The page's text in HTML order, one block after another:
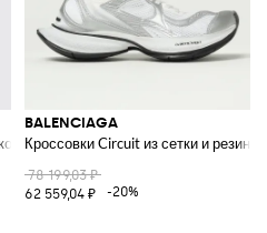
и полиэстера
BALENCIAGA
Кроссовки Circuit из сетки и резины
78 199,03 ₽
62 559,04 ₽
-20%